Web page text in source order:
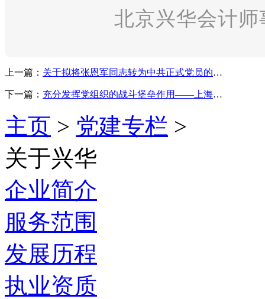
北京兴华会计
上一篇： 关于拟将张恩军同志转为中共正式党员的公示
下一篇： 充分发挥党组织的战斗堡垒作用——上海分所党支部获批成立
主页 > 党建专栏 >
关于兴华
企业简介
服务范围
发展历程
执业资质